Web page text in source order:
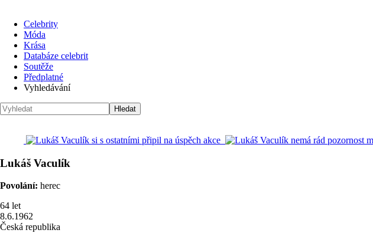
Celebrity
Móda
Krása
Databáze celebrit
Soutěže
Předplatné
Vyhledávání
Lukáš Vaculík
Povolání: herec
64 let
8.6.1962
Česká republika